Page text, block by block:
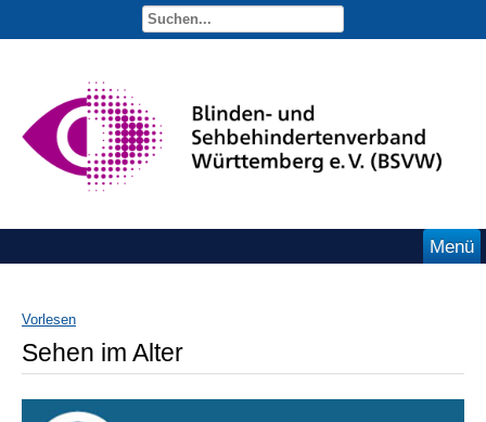
Menü
Vorlesen
Sehen im Alter